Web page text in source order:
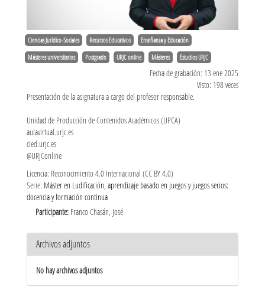
Ciencias Jurídico-Sociales Recursos Educativos Enseñanza y Educación
Másteres universitarios Postgrado URJC online Másteres Estudios URJC
Fecha de grabación: 13 ene 2025
Visto: 198 veces
Presentación de la asignatura a cargo del profesor responsable.
Unidad de Producción de Contenidos Académicos (UPCA)
aulavirtual.urjc.es
cied.urjc.es
@URJConline
Licencia: Reconocimiento 4.0 Internacional (CC BY 4.0)
Serie: Máster en Ludificación, aprendizaje basado en juegos y juegos serios:
docencia y formación continua
Participante: Franco Chasán, José
Archivos adjuntos
No hay archivos adjuntos